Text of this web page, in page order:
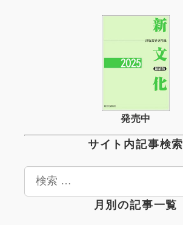
発売中
サイト内記事検索
検
月別の記事一覧